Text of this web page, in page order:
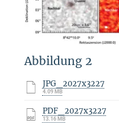
Abbildung 2
JPG_2027x3227
4.09 MB
PDF_2027x3227
13.16 MB